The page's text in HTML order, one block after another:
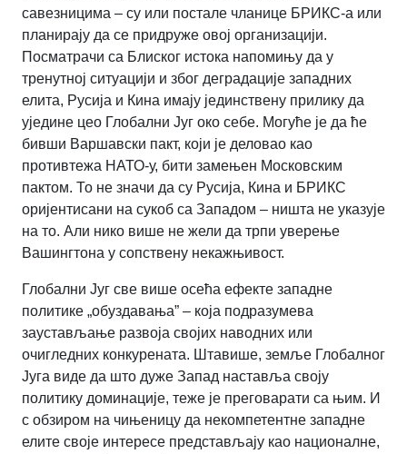
савезницима – су или постале чланице БРИКС-а или
планирају да се придруже овој организацији.
Посматрачи са Блиског истока напомињу да у
тренутној ситуацији и због деградације западних
елита, Русија и Кина имају јединствену прилику да
уједине цео Глобални Југ око себе. Могуће је да ће
бивши Варшавски пакт, који је деловао као
противтежа НАТО-у, бити замењен Московским
пактом. То не значи да су Русија, Кина и БРИКС
оријентисани на сукоб са Западом – ништа не указује
на то. Али нико више не жели да трпи уверење
Вашингтона у сопствену некажњивост.
Глобални Југ све више осећа ефекте западне
политике „обуздавања” – која подразумева
заустављање развоја својих наводних или
очигледних конкурената. Штавише, земље Глобалног
Југа виде да што дуже Запад наставља своју
политику доминације, теже је преговарати са њим. И
с обзиром на чињеницу да некомпетентне западне
елите своје интересе представљају као националне,